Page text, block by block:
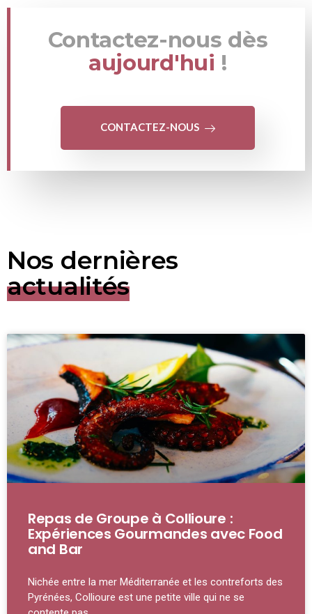
Contactez-nous dès
aujourd'hui !
CONTACTEZ-NOUS
Nos dernières
actualités
Repas de Groupe à Collioure :
Expériences Gourmandes avec Food
and Bar
Nichée entre la mer Méditerranée et les contreforts des
Pyrénées, Collioure est une petite ville qui ne se